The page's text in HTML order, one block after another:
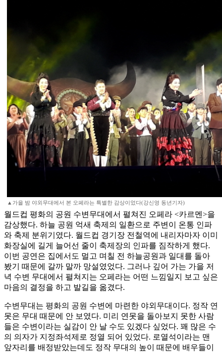
▲가을 밤 야외무대에서 본 오페라는 특별한 감상이었다(강신영 동년기자)
월드컵 평화의 공원 수변무대에서 펼쳐진 오페라 <카르멘>을
감상했다. 하늘 공원 억새 축제의 일환으로 주변이 온통 인파
와 축제 분위기였다. 월드컵 경기장 전철역에 내리자마자 이미
화장실에 길게 늘어선 줄이 축제장의 인파를 짐작하게 했다.
이번 공연은 집에서도 멀고 며칠 전 하늘공원과 일대를 돌아
봤기 때문에 갈까 말까 망설였었다. 그러나 깊어 가는 가을 저
녁 수변 무대에서 펼쳐지는 오페라는 어떤 느낌일지 보고 싶은
마음의 결정을 하고 발길을 옮겼다.
수변무대는 평화의 공원 수변에 마련한 야외무대이다. 정작 연
못은 무대 때문에 안 보였다. 미리 연못을 돌아보지 못한 사람
들은 수변이라는 실감이 안 날 수도 있겠다 싶었다. 꽤 많은 수
의 의자가 지정좌석제로 정열 되어 있었다. 로열석이라는 맨
앞자리를 배정받았는데도 정작 무대의 높이 때문에 배우들이